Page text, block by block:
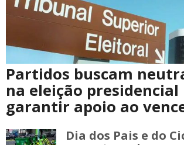
Partidos buscam
na eleição presidencial
garantir apoio ao
Dia dos Pais e do